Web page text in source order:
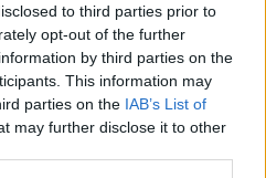
to third parties prior to
opt-out of the further
by third parties on the
This information may
parties on the IAB’s List of
may further disclose it to other
születése
vált slágerének
eredetileg Kovács
de az énekesnő
részére, mivel neki